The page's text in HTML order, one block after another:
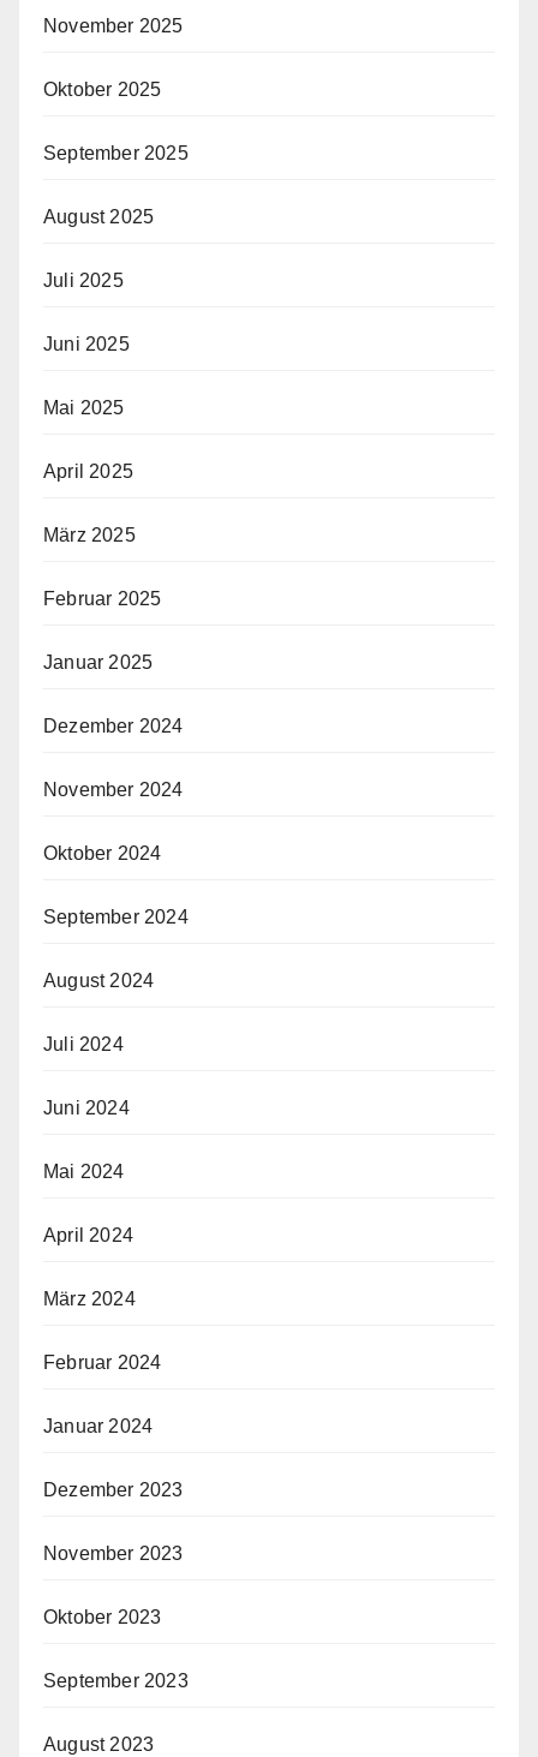
November 2025
Oktober 2025
September 2025
August 2025
Juli 2025
Juni 2025
Mai 2025
April 2025
März 2025
Februar 2025
Januar 2025
Dezember 2024
November 2024
Oktober 2024
September 2024
August 2024
Juli 2024
Juni 2024
Mai 2024
April 2024
März 2024
Februar 2024
Januar 2024
Dezember 2023
November 2023
Oktober 2023
September 2023
August 2023